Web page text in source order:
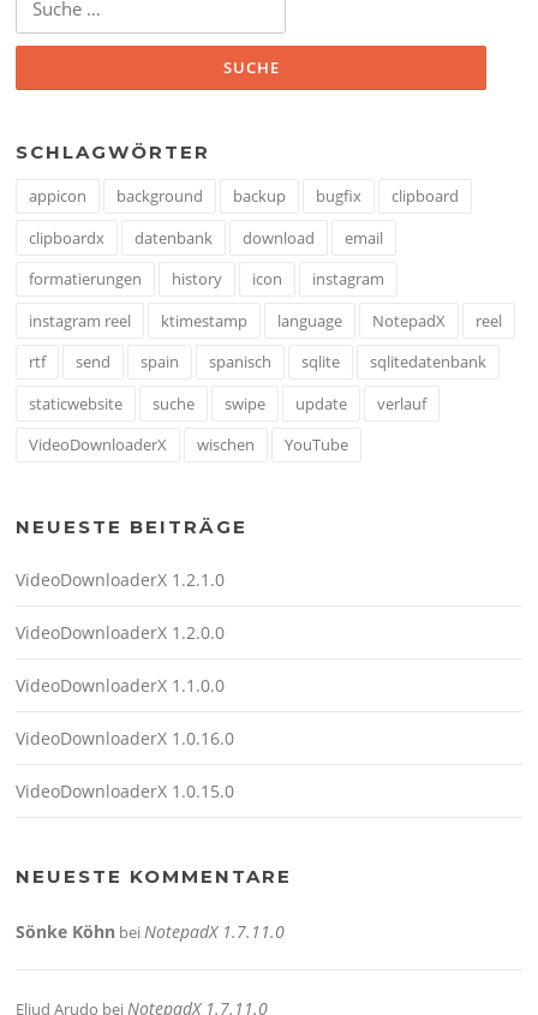
nach:
SCHLAGWÖRTER
appicon background backup bugfix
clipboard
clipboardx
datenbank download
email
formatierungen
history icon
instagram
instagram reel
ktimestamp language NotepadX
reel
rtf
send spain spanisch sqlite
sqlitedatenbank
staticwebsite
suche swipe update
verlauf
VideoDownloaderX
wischen YouTube
NEUESTE BEITRÄGE
VideoDownloaderX 1.2.1.0
VideoDownloaderX 1.2.0.0
VideoDownloaderX 1.1.0.0
VideoDownloaderX 1.0.16.0
VideoDownloaderX 1.0.15.0
NEUESTE KOMMENTARE
Sönke Köhn beiNotepadX 1.7.11.0
Eliud Arudo beiNotepadX 1.7.11.0